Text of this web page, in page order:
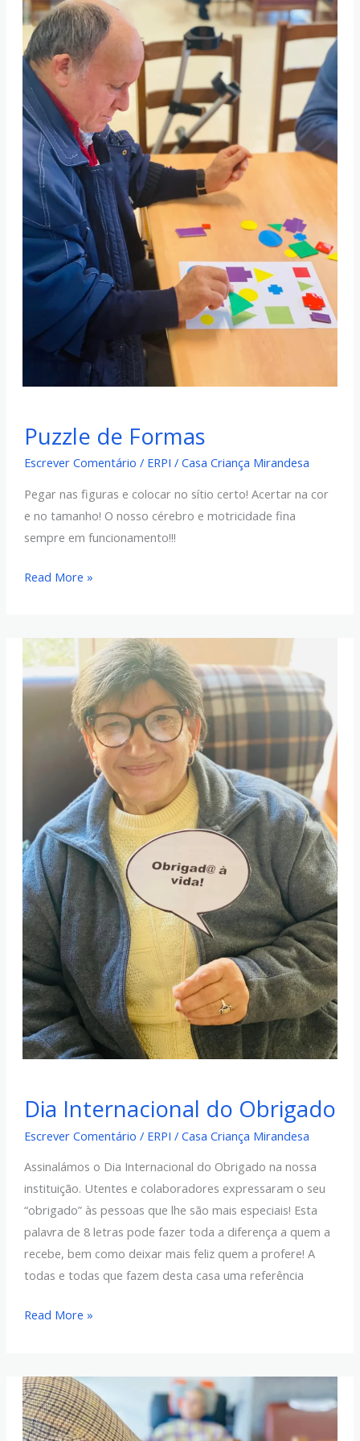
Puzzle de Formas
Escrever Comentário / ERPI / Casa Criança Mirandesa
Pegar nas figuras e colocar no sítio certo! Acertar na cor
e no tamanho! O nosso cérebro e motricidade fina
sempre em funcionamento!!!
de
Formas
Read More »
Dia Internacional do Obrigado
Escrever Comentário / ERPI / Casa Criança Mirandesa
Assinalámos o Dia Internacional do Obrigado na nossa
instituição. Utentes e colaboradores expressaram o seu
“obrigado” às pessoas que lhe são mais especiais! Esta
palavra de 8 letras pode fazer toda a diferença a quem a
recebe, bem como deixar mais feliz quem a profere! A
todas e todas que fazem desta casa uma referência
Internacional
do
Read More »